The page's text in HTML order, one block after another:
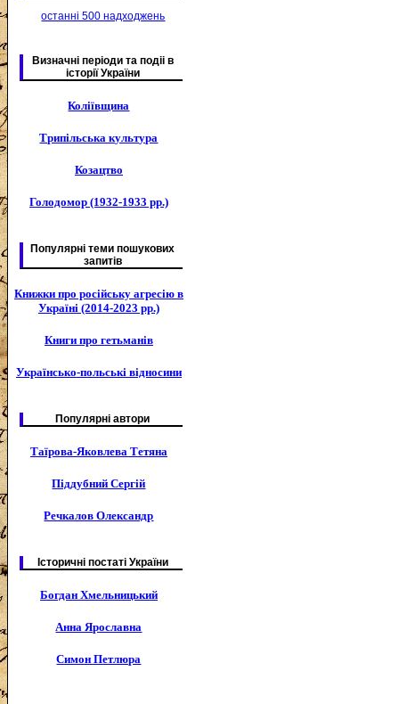
останні 500 надходжень
Визначні періоди та подіі в
історії України
Коліївщина
Трипільська культура
Козацтво
Голодомор (1932-1933 рр.)
Популярні теми пошукових
запитів
Книжки про російську агресію в
Україні (2014-2023 рр.)
Книги про гетьманів
Українсько-польські відносини
Популярні автори
Таїрова-Яковлева Тетяна
Піддубний Сергій
Речкалов Олександр
Історичні постаті України
Богдан Хмельницький
Анна Ярославна
Симон Петлюра